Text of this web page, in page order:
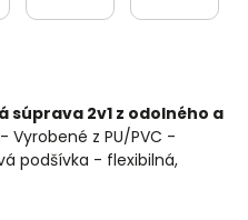
2v1 z odolného a
Vyrobené z PU/PVC -
podšívka - flexibilná,